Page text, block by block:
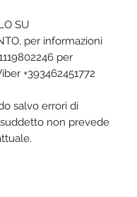
SU
per informazioni
per
+393462451772
salvo errori di
non prevede